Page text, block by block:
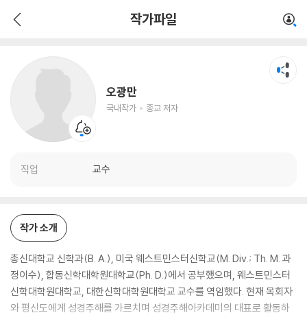
작가파일
오광만
국내작가 종교 저자
직업 교수
작가 소개
총신대학교 신학과(B. A.), 미국 웨스트민스터신학교(M. Div.; Th. M. 과
정이수), 합동신학대학원대학교(Ph. D.)에서 공부했으며, 웨스트민스터
신학대학원대학교, 대한신학대학원대학교 교수를 역임했다. 현재 목회자
와 평신도에게 성경주해를 가르치며 성경주해아카데미의 대표로 활동하